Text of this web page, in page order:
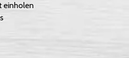
einholen